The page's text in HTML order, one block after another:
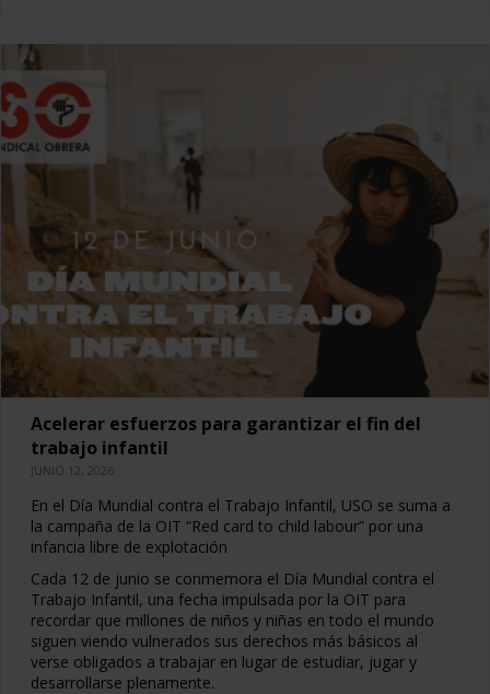
Acelerar esfuerzos para garantizar el fin del
trabajo infantil
JUNIO 12, 2026
En el Día Mundial contra el Trabajo Infantil, USO se suma a
la campaña de la OIT “Red card to child labour” por una
infancia libre de explotación
Cada 12 de junio se conmemora el Día Mundial contra el
Trabajo Infantil, una fecha impulsada por la OIT para
recordar que millones de niños y niñas en todo el mundo
siguen viendo vulnerados sus derechos más básicos al
verse obligados a trabajar en lugar de estudiar, jugar y
desarrollarse plenamente.